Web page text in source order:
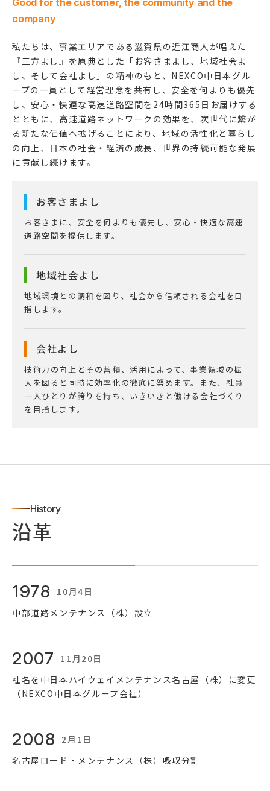
Good for the customer,the community and the
company
私たちは、事業エリアである滋賀県の近江商人が唱えた
『三方よし』を原典とした「お客さまよし、地域社会よ
し、そして会社よし」の精神のもと、NEXCO中日本グル
ープの一員として経営理念を共有し、安全を何よりも優先
し、安心・快適な高速道路空間を24時間365日お届けする
とともに、高速道路ネットワークの効果を、次世代に繋が
る新たな価値へ拡げることにより、地域の活性化と暮らし
の向上、日本の社会・経済の成長、世界の持続可能な発展
に貢献し続けます。
お客さまよし
お客さまに、安全を何よりも優先し、安心・快適な高速
道路空間を提供します。
地域社会よし
地域環境との調和を図り、社会から信頼される会社を目
指します。
会社よし
技術力の向上とその蓄積、活用によって、事業領域の拡
大を図ると同時に効率化の徹底に努めます。また、社員
一人ひとりが誇りを持ち、いきいきと働ける会社づくり
を目指します。
History
沿革
1978
10月4日
中部道路メンテナンス（株）設立
2007
11月20日
社名を中日本ハイウェイメンテナンス名古屋（株）に変更
（NEXCO中日本グループ会社）
2008
2月1日
名古屋ロード・メンテナンス（株）吸収分割